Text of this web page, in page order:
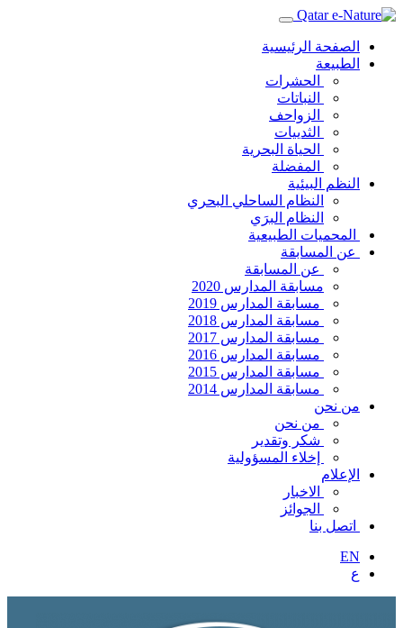
الصفحة الرئيسية
الطبيعة
الحشرات
النباتات
الزواحف
الثدييات
الحياة البحرية
المفضلة
النظم البيئية
النظام الساحلي البحري
النظام البرَي
المحميات الطبيعية
عن المسابقة
عن المسابقة
مسابقة المدارس 2020
مسابقة المدارس 2019
مسابقة المدارس 2018
مسابقة المدارس 2017
مسابقة المدارس 2016
مسابقة المدارس 2015
مسابقة المدارس 2014
من نحن
من نحن
شكر وتقدير
إخلاء المسؤولية
الإعلام
الاخبار
الجوائز
اتصل بنا
EN
ع